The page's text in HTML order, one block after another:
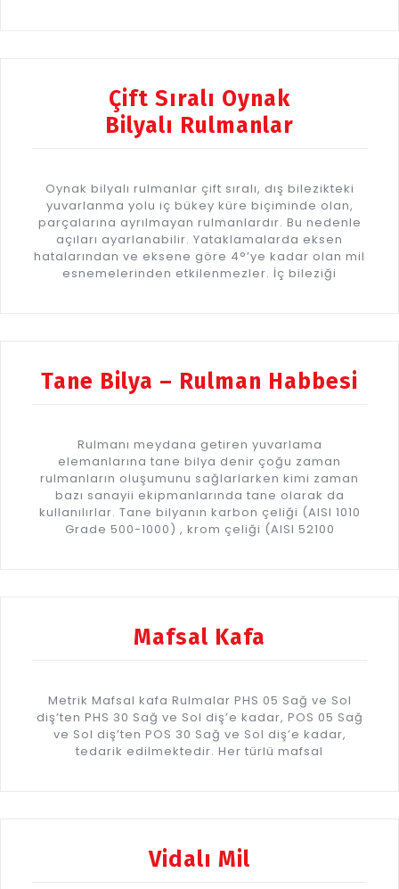
Çift Sıralı Oynak
Bilyalı Rulmanlar
Oynak bilyalı rulmanlar çift sıralı, dış bilezikteki
yuvarlanma yolu iç bükey küre biçiminde olan,
parçalarına ayrılmayan rulmanlardır. Bu nedenle
açıları ayarlanabilir. Yataklamalarda eksen
hatalarından ve eksene göre 4°’ye kadar olan mil
esnemelerinden etkilenmezler. İç bileziği
Tane Bilya – Rulman Habbesi
Rulmanı meydana getiren yuvarlama
elemanlarına tane bilya denir çoğu zaman
rulmanların oluşumunu sağlarlarken kimi zaman
bazı sanayii ekipmanlarında tane olarak da
kullanılırlar. Tane bilyanın karbon çeliği (AISI 1010
Grade 500-1000) , krom çeliği (AISI 52100
Mafsal Kafa
Metrik Mafsal kafa Rulmalar PHS 05 Sağ ve Sol
diş’ten PHS 30 Sağ ve Sol diş’e kadar, POS 05 Sağ
ve Sol diş’ten POS 30 Sağ ve Sol diş’e kadar,
tedarik edilmektedir. Her türlü mafsal
Vidalı Mil